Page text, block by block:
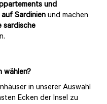
und
auf Sardinien und machen
sardische
wählen?
in unserer Auswahl
Ecken der Insel zu